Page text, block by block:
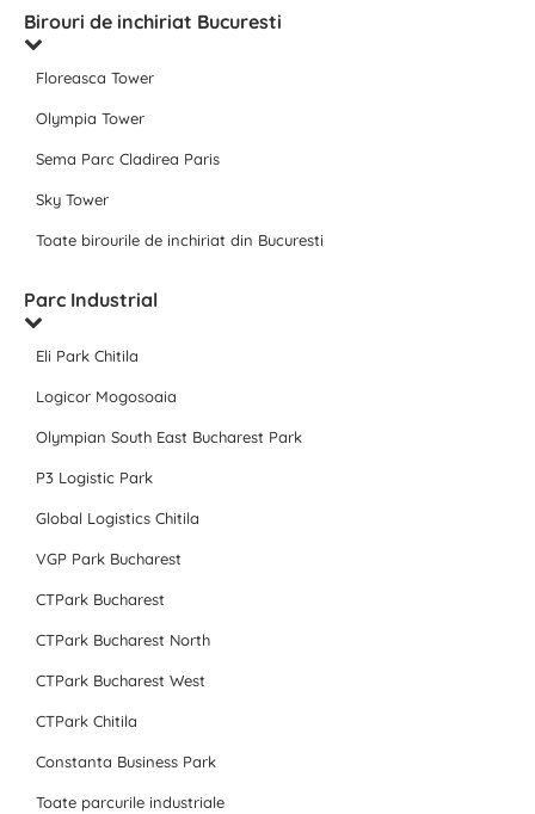
Birouri de inchiriat Bucuresti
Floreasca Tower
Olympia Tower
Sema Parc Cladirea Paris
Sky Tower
Toate birourile de inchiriat din Bucuresti
Parc Industrial
Eli Park Chitila
Logicor Mogosoaia
Olympian South East Bucharest Park
P3 Logistic Park
Global Logistics Chitila
VGP Park Bucharest
CTPark Bucharest
CTPark Bucharest North
CTPark Bucharest West
CTPark Chitila
Constanta Business Park
Toate parcurile industriale